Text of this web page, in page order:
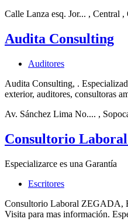
Calle Lanza esq. Jor... , Central ,
Audita Consulting
Auditores
Audita Consulting, .
exterior, auditores, consultoras
Av. Sánchez Lima No.... ,
Consultorio
Especializarce es una Garantía
Escritores
Consultorio Laboral ZEGADA,
Visita para mas información.